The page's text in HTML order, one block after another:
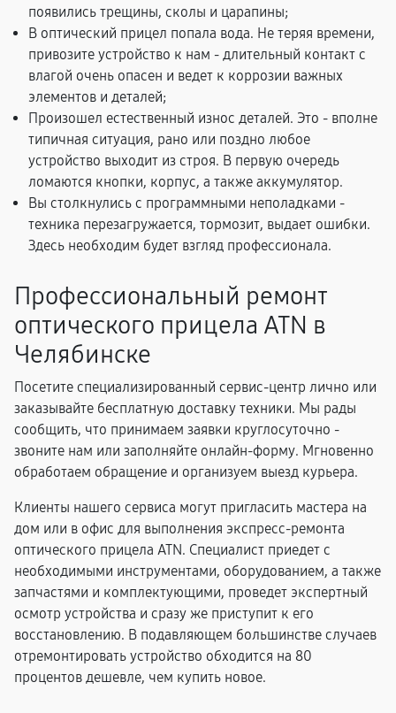
появились трещины, сколы и царапины;
В оптический прицел попала вода. Не теряя времени,
привозите устройство к нам - длительный контакт с
влагой очень опасен и ведет к коррозии важных
элементов и деталей;
Произошел естественный износ деталей. Это - вполне
типичная ситуация, рано или поздно любое
устройство выходит из строя. В первую очередь
ломаются кнопки, корпус, а также аккумулятор.
Вы столкнулись с программными неполадками -
техника перезагружается, тормозит, выдает ошибки.
Здесь необходим будет взгляд профессионала.
Профессиональный ремонт
оптического прицела ATN в
Челябинске
Посетите специализированный сервис-центр лично или
заказывайте бесплатную доставку техники. Мы рады
сообщить, что принимаем заявки круглосуточно -
звоните нам или заполняйте онлайн-форму. Мгновенно
обработаем обращение и организуем выезд курьера.
Клиенты нашего сервиса могут пригласить мастера на
дом или в офис для выполнения экспресс-ремонта
оптического прицела ATN. Специалист приедет с
необходимыми инструментами, оборудованием, а также
запчастями и комплектующими, проведет экспертный
осмотр устройства и сразу же приступит к его
восстановлению. В подавляющем большинстве случаев
отремонтировать устройство обходится на 80
процентов дешевле, чем купить новое.